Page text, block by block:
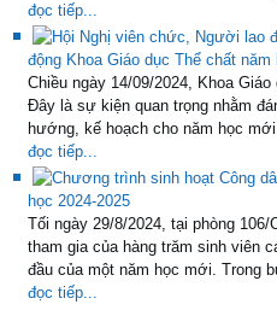
đọc tiếp...
động Khoa Giáo dục Thể chất năm
Chiều ngày 14/09/2024, Khoa
Đây là sự kiện quan trọng nhằm
hướng, kế hoạch cho năm học
đọc tiếp...
học 2024-2025
Tối ngày 29/8/2024, tại phòng
tham gia của hàng trăm sinh viên
đầu của một năm học mới. Trong
đọc tiếp...